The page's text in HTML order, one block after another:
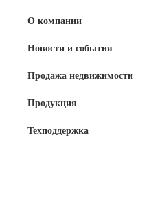
Личный кабинет
О компании
Новости и события
Продажа недвижимости
Продукция
Техподдержка